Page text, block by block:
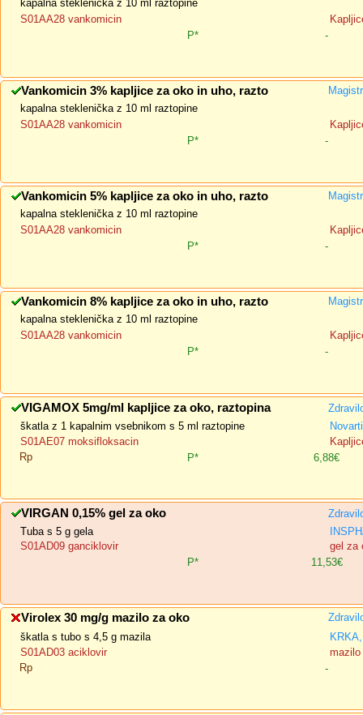
kapalna steklenička z 10 ml raztopine
S01AA28 vankomicin
P*
-
Vankomicin 3% kapljice za oko in uho, razto
kapalna steklenička z 10 ml raztopine
S01AA28 vankomicin
P*
-
Vankomicin 5% kapljice za oko in uho, razto
kapalna steklenička z 10 ml raztopine
S01AA28 vankomicin
P*
-
Vankomicin 8% kapljice za oko in uho, razto
kapalna steklenička z 10 ml raztopine
S01AA28 vankomicin
P*
-
VIGAMOX 5mg/ml kapljice za oko, raztopina
škatla z 1 kapalnim vsebnikom s 5 ml raztopine
S01AE07 moksifloksacin
Rp
P* 6,88€
VIRGAN 0,15% gel za oko
Tuba s 5 g gela
S01AD09 ganciklovir
gel za
P*
11,53€
Virolex 30 mg/g mazilo za oko
škatla s tubo s 4,5 g mazila
S01AD03 aciklovir
Rp
-